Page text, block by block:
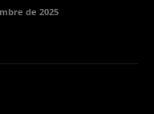
de 2025